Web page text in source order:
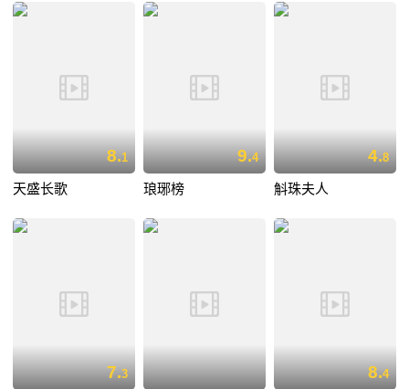
8.1
天盛长歌
9.4
琅琊榜
4.8
斛珠夫人
7.3 8.4